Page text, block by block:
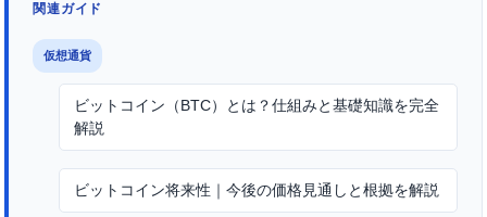
関連ガイド
仮想通貨
ビットコイン（BTC）とは？仕組みと基礎知識を完全
解説
ビットコイン将来性｜今後の価格見通しと根拠を解説